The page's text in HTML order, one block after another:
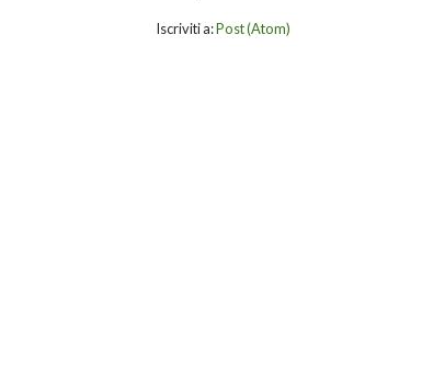
Iscriviti a:Post (Atom)